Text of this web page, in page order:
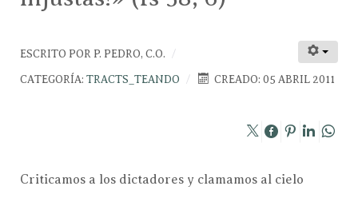
ESCRITO POR P. PEDRO, C.O.
CATEGORÍA: TRACTS_TEANDO CREADO: 05 ABRIL 2011
Criticamos a los dictadores y clamamos al cielo